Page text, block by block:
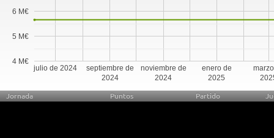
julio de 2024
septiembre de
2024
noviembre de
2024
enero de
2025
4 M€
5 M€
6 M€
Jornada Puntos Partido